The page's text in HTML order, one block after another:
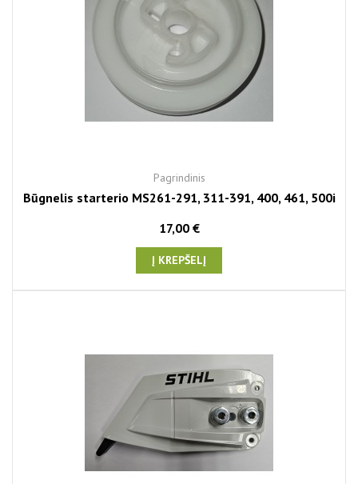
Pagrindinis
Būgnelis starterio MS261-291, 311-391, 400, 461, 500i
17,00 €
Į KREPŠELĮ